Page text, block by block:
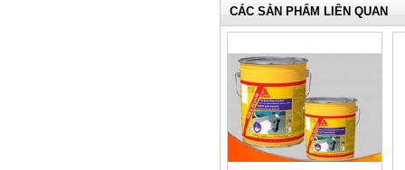
CÁC SẢN PHẨM LIÊN QUAN